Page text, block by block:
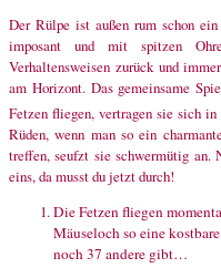
Der Rülpe ist außen rum schon
imposant und mit spitzen
Verhaltensweisen zurück und
am Horizont. Das gemeinsame
Fetzen fliegen, vertragen sie sich
Rüden, wenn man so ein
treffen, seufzt sie schwermütig
eins, da musst du jetzt durch!
Die Fetzen fliegen
Mäuseloch so eine
noch 37 andere gibt…